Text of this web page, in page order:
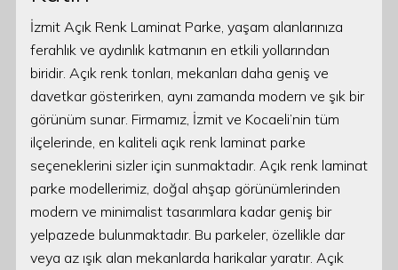
İzmit Açık Renk Laminat Parke, yaşam alanlarınıza
ferahlık ve aydınlık katmanın en etkili yollarından
biridir. Açık renk tonları, mekanları daha geniş ve
davetkar gösterirken, aynı zamanda modern ve şık bir
görünüm sunar. Firmamız, İzmit ve Kocaeli’nin tüm
ilçelerinde, en kaliteli açık renk laminat parke
seçeneklerini sizler için sunmaktadır. Açık renk laminat
parke modellerimiz, doğal ahşap görünümlerinden
modern ve minimalist tasarımlara kadar geniş bir
yelpazede bulunmaktadır. Bu parkeler, özellikle dar
veya az ışık alan mekanlarda harikalar yaratır. Açık